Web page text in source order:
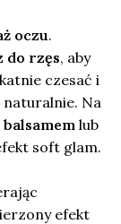
oczu.
do rzęs, aby
czesać i
naturalnie. Na
lub
soft glam.
efekt